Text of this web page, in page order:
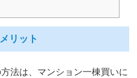
リット
法は、マンション一棟買いに